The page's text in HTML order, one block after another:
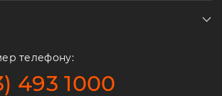
телефону:
493 1000